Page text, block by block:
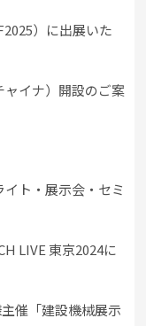
）に出展いた
イナ）開設のご案
ト・展示会・セミ
LIVE 東京2024に
催「建設機械展示